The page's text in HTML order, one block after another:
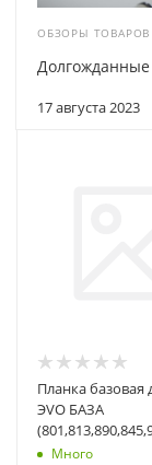
ОБЗОРЫ ТОВАРОВ
17 августа 2023
Долгожданные
Планка базовая
ЭVО БАЗА
Много